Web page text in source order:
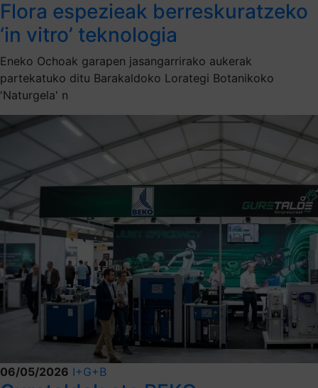
Flora espezieak berreskuratzeko
‘in vitro’ teknologia
Eneko Ochoak garapen jasangarrirako aukerak
partekatuko ditu Barakaldoko Lorategi Botanikoko
'Naturgela' n
06/05/2026 I+G+B